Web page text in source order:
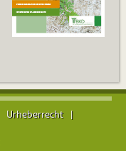
Urheberrecht